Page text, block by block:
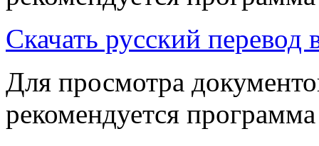
Скачать русский
Для просмотра
рекомендуется